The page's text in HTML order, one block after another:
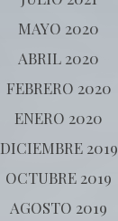
MAYO 2020
ABRIL 2020
FEBRERO 2020
ENERO 2020
DICIEMBRE 2019
OCTUBRE 2019
AGOSTO 2019